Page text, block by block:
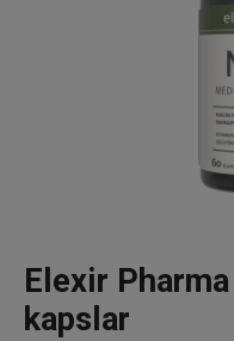
Elexir
kapslar